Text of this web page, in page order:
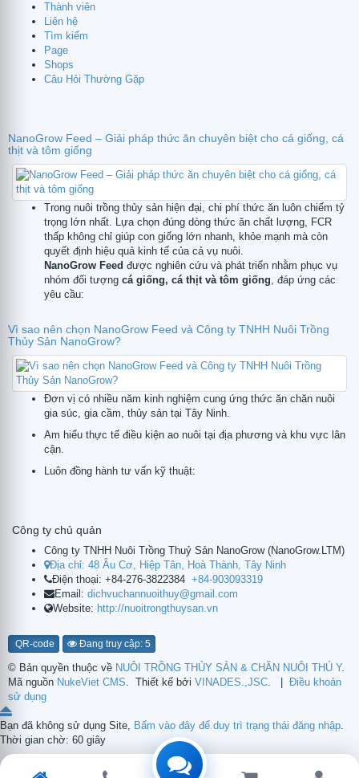
Thành viên
Liên hệ
Tìm kiếm
Page
Shops
Câu Hỏi Thường Gặp
NanoGrow Feed – Giải pháp thức ăn chuyên biệt cho cá giống, cá
thịt và tôm giống
Trong nuôi trồng thủy sản hiện đại, chi phí thức ăn luôn chiếm tỷ
trọng lớn nhất. Lựa chọn đúng dòng thức ăn chất lượng, FCR
thấp không chỉ giúp con giống lớn nhanh, khỏe mạnh mà còn
quyết định hiệu quả kinh tế của cả vụ nuôi.
NanoGrow Feed được nghiên cứu và phát triển nhằm phục vụ
nhóm đối tượng cá giống, cá thịt và tôm giống, đáp ứng các
yêu cầu:
Vì sao nên chọn NanoGrow Feed và Công ty TNHH Nuôi Trồng
Thủy Sản NanoGrow?
Đơn vị có nhiều năm kinh nghiệm cung ứng thức ăn chăn nuôi
gia súc, gia cầm, thủy sản tại Tây Ninh.
Am hiểu thực tế điều kiện ao nuôi tại địa phương và khu vực lân
cận.
Luôn đồng hành tư vấn kỹ thuật:
Công ty chủ quản
Công ty TNHH Nuôi Trồng Thuỷ Sản NanoGrow(NanoGrow.LTM)
Địa chỉ: 48 Âu Cơ, Hiệp Tân, Hoà Thành, Tây Ninh
Điện thoại: +84-276-3822384 +84-903093319
Email: dichvuchannuoithuy@gmail.com
Website: http://nuoitrongthuysan.vn
QR-code Đang truy cập: 5
© Bản quyền thuộc về NUÔI TRỒNG THỦY SẢN & CHĂN NUÔI THÚ Y.
Mã nguồn NukeViet CMS. Thiết kế bởi VINADES.,JSC.
Điều khoản
sử dụng
Bạn đã không sử dụng Site, Bấm vào đây để duy trì trạng thái đăng nhập.
Thời gian chờ: 60 giây